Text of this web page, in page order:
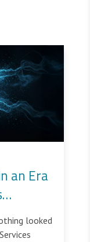
an Era
looked